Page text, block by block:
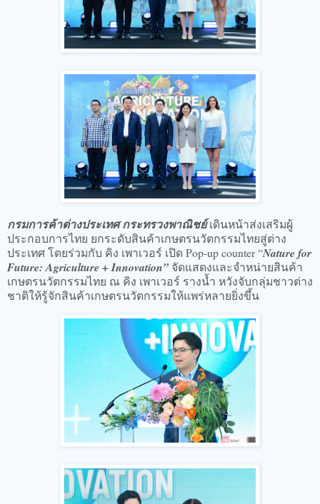
​กรมการค้าต่างประเทศ กระทรวงพาณิชย์เดินหน้าส่งเสริมผู้
ประกอบการไทย ยกระดับสินค้าเกษตรนวัตกรรมไทยสู่ต่าง
ประเทศ โดยร่วมกับ คิง เพาเวอร์ เปิด Pop-up counter “Nature for
Future: Agriculture + Innovation” จัดแสดงและจำหน่ายสินค้า
เกษตรนวัตกรรมไทย ณ คิง เพาเวอร์ รางน้ำ หวังจับกลุ่มชาวต่าง
ชาติให้รู้จักสินค้าเกษตรนวัตกรรมให้แพร่หลายยิ่งขึ้น